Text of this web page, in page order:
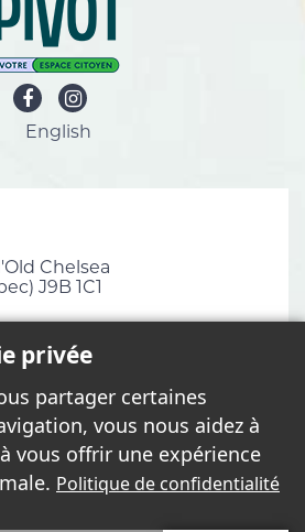
English
Chelsea
J9B 1C1
privée
partager certaines
vous nous aidez à
vous offrir une expérience
Politique de confidentialité